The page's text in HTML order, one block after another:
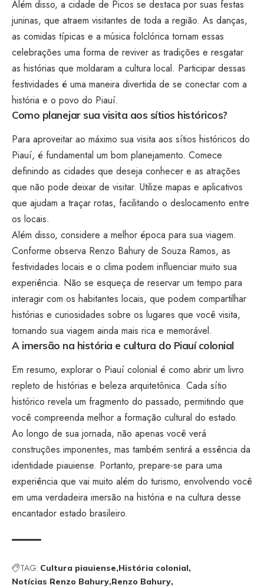
Além disso, a cidade de Picos se destaca por suas festas
juninas, que atraem visitantes de toda a região. As danças,
as comidas típicas e a música folclórica tornam essas
celebrações uma forma de reviver as tradições e resgatar
as histórias que moldaram a cultura local. Participar dessas
festividades é uma maneira divertida de se conectar com a
história e o povo do Piauí.
Como planejar sua visita aos sítios históricos?
Para aproveitar ao máximo sua visita aos sítios históricos do
Piauí, é fundamental um bom planejamento. Comece
definindo as cidades que deseja conhecer e as atrações
que não pode deixar de visitar. Utilize mapas e aplicativos
que ajudam a traçar rotas, facilitando o deslocamento entre
os locais.
Além disso, considere a melhor época para sua viagem.
Conforme observa Renzo Bahury de Souza Ramos, as
festividades locais e o clima podem influenciar muito sua
experiência. Não se esqueça de reservar um tempo para
interagir com os habitantes locais, que podem compartilhar
histórias e curiosidades sobre os lugares que você visita,
tornando sua viagem ainda mais rica e memorável.
A imersão na história e cultura do Piauí colonial
Em resumo, explorar o Piauí colonial é como abrir um livro
repleto de histórias e beleza arquitetônica. Cada sítio
histórico revela um fragmento do passado, permitindo que
você compreenda melhor a formação cultural do estado.
Ao longo de sua jornada, não apenas você verá
construções imponentes, mas também sentirá a essência da
identidade piauiense. Portanto, prepare-se para uma
experiência que vai muito além do turismo, envolvendo você
em uma verdadeira imersão na história e na cultura desse
encantador estado brasileiro.
TAG: Cultura piauiense História colonial
Notícias Renzo Bahury Renzo Bahury